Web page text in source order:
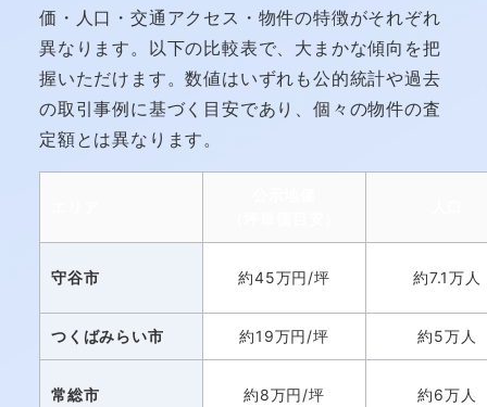
価・人口・交通アクセス・物件の特徴がそれぞれ
異なります。以下の比較表で、大まかな傾向を把
握いただけます。数値はいずれも公的統計や過去
の取引事例に基づく目安であり、個々の物件の査
定額とは異なります。
守谷市 約45万円/坪 約7.1万人
つくばみらい市 約19万円/坪 約5万人
常総市 約8万円/坪 約6万人